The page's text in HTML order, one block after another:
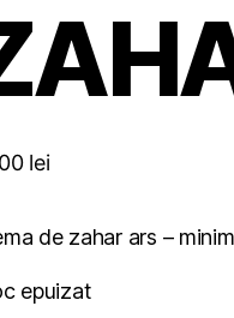
lei
de zahar ars –
epuizat